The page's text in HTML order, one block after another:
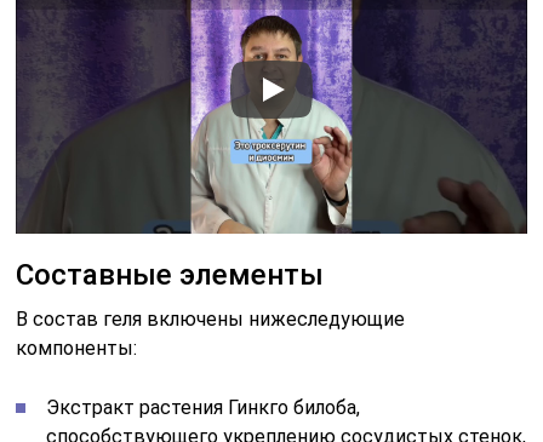
Составные элементы
В состав геля включены нижеследующие
компоненты:
Экстракт растения Гинкго билоба,
способствующего укреплению сосудистых стенок,